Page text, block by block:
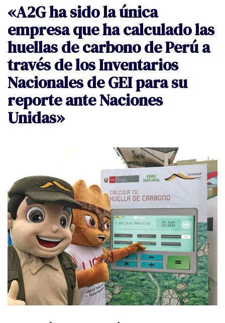
«A2G ha sido la única
empresa que ha calculado las
huellas de carbono de Perú a
través de los Inventarios
Nacionales de GEI para su
reporte ante Naciones
Unidas»